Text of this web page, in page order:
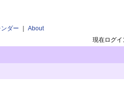
ダー ｜ About
現在ログイ